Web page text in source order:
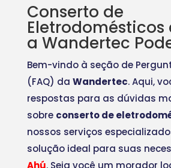
Conserto de
Eletrodomésticos
a Wandertec
Bem-vindo à seção de
(FAQ) da Wandertec. Aqui,
respostas para as dúvidas
sobre conserto de
nossos serviços
solução ideal para suas
Ahú. Seja você um morador